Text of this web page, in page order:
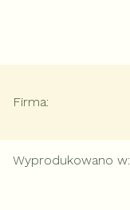
Firma:
Wyprodukowano w: